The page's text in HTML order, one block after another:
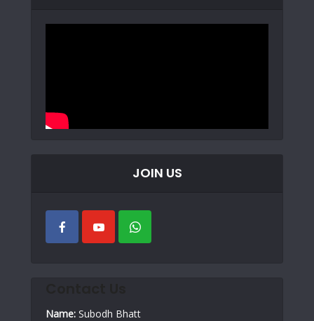
JOIN US
Name: Subodh Bhatt